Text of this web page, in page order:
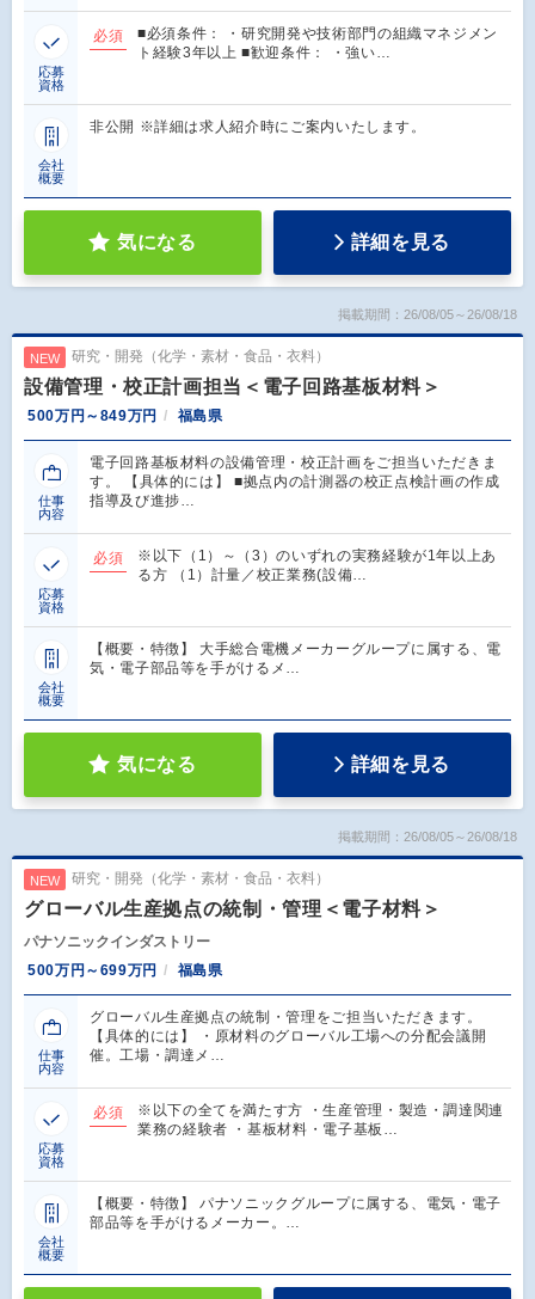
応募
資格
必須
■必須条件： ・研究開発や技術部門の組織マネジメン
ト経験3年以上 ■歓迎条件： ・強い…
会社
概要
非公開 ※詳細は求人紹介時にご案内いたします。
気になる 詳細を見る
掲載期間：26/08/05～26/08/18
NEW 研究・開発（化学・素材・食品・衣料）
設備管理・校正計画担当＜電子回路基板材料＞
500万円～849万円 福島県
仕事
内容
電子回路基板材料の設備管理・校正計画をご担当いただきま
す。 【具体的には】 ■拠点内の計測器の校正点検計画の作成
指導及び進捗…
応募
資格
必須
※以下（1）～（3）のいずれの実務経験が1年以上あ
る方 （1）計量／校正業務(設備…
会社
概要
【概要・特徴】 大手総合電機メーカーグループに属する、電
気・電子部品等を手がけるメ…
気になる 詳細を見る
掲載期間：26/08/05～26/08/18
NEW 研究・開発（化学・素材・食品・衣料）
グローバル生産拠点の統制・管理＜電子材料＞
パナソニックインダストリー
500万円～699万円
福島県
仕事
内容
グローバル生産拠点の統制・管理をご担当いただきます。
【具体的には】 ・原材料のグローバル工場への分配会議開
催。工場・調達メ…
応募
資格
必須
※以下の全てを満たす方 ・生産管理・製造・調達関連
業務の経験者 ・基板材料・電子基板…
会社
概要
【概要・特徴】 パナソニックグループに属する、電気・電子
部品等を手がけるメーカー。…